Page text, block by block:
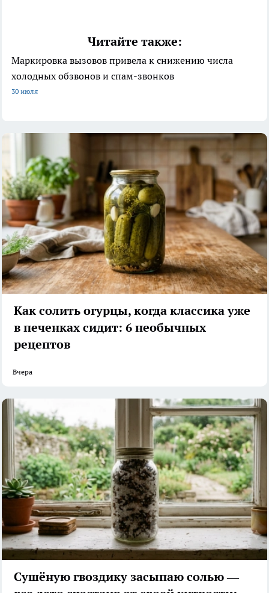
Читайте также:
Маркировка вызовов привела к снижению числа
холодных обзвонов и спам-звонков
30 июля
Как солить огурцы, когда классика уже
в печенках сидит: 6 необычных
рецептов
Вчера
Сушёную гвоздику засыпаю солью —